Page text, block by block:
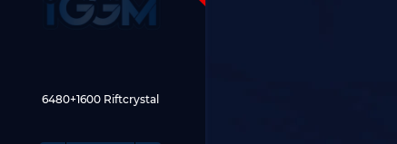
6480+1600 Riftcrystal